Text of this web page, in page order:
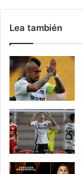
Lea también